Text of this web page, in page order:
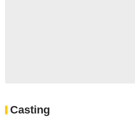
Casting